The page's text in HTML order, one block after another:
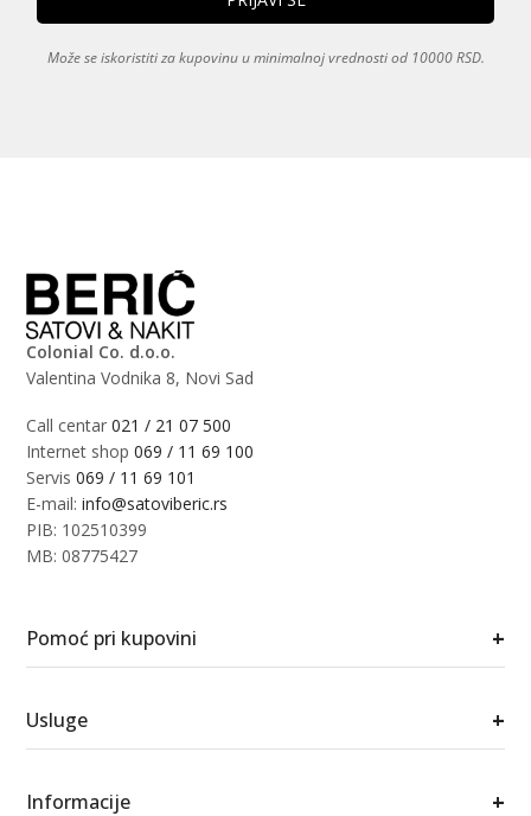
Može se iskoristiti za kupovinu u minimalnoj vrednosti od 10000 RSD.
Colonial Co. d.o.o.
Valentina Vodnika 8, Novi Sad
Call centar021 / 21 07 500
Internet shop069 / 11 69 100
Servis069 / 11 69 101
E-mail:info@satoviberic.rs
PIB: 102510399
MB: 08775427
Pomoć pri kupovini +
Usluge +
Informacije +